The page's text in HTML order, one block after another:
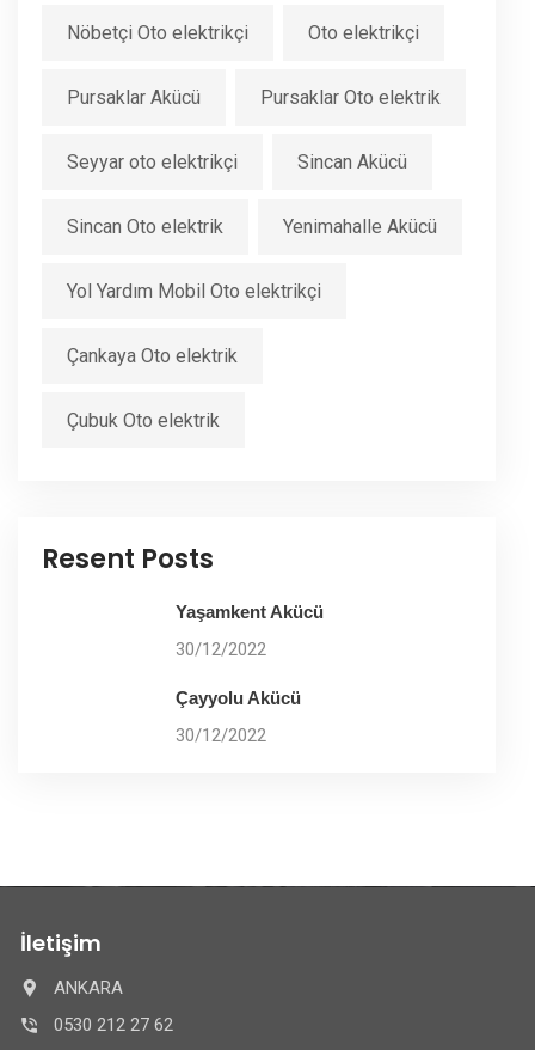
Nöbetçi Oto elektrikçi Oto elektrikçi
Pursaklar Akücü Pursaklar Oto elektrik
Seyyar oto elektrikçi Sincan Akücü
Sincan Oto elektrik Yenimahalle Akücü
Yol Yardım Mobil Oto elektrikçi
Çankaya Oto elektrik
Çubuk Oto elektrik
Resent Posts
Yaşamkent Akücü
30/12/2022
Çayyolu Akücü
30/12/2022
İletişim
ANKARA
0530 212 27 62